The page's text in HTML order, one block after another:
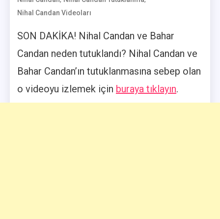
Nihal Candan Videoları
SON DAKİKA! Nihal Candan ve Bahar
Candan neden tutuklandı? Nihal Candan ve
Bahar Candan’ın tutuklanmasına sebep olan
o videoyu izlemek için buraya tıklayın.